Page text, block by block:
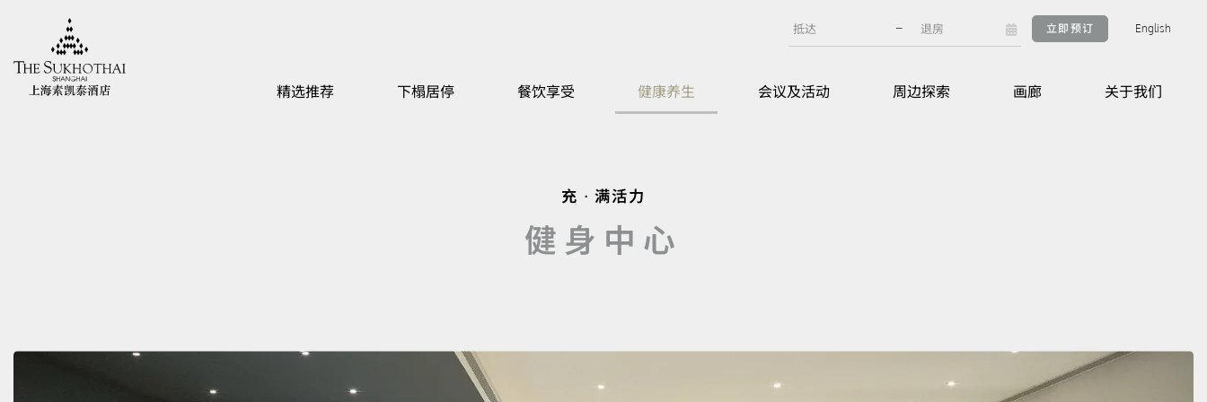
上海素凯泰酒店 – 立即预订 English
精选推荐 下榻居停 餐饮享受 健康养生 会议及活动 周边探索 画廊 关于我们
充 · 满活力
健身中心